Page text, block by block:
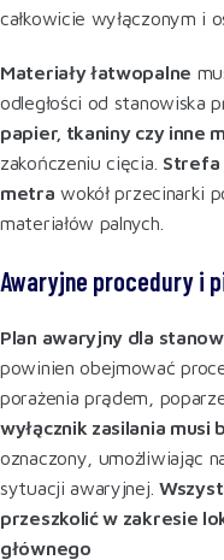
całkowicie wyłączonym i
Materiały łatwopalne
odległości od stanowiska
papier, tkaniny czy inne
zakończeniu cięcia. Strefa
metra wokół przecinarki
materiałów palnych
Awaryjne procedury i
Plan awaryjny dla
powinien obejmować
porażenia prądem,
wyłącznik zasilania musi
oznaczony, umożliwiając
sytuacji awaryjnej.
przeszkolić w zakresie
głównego